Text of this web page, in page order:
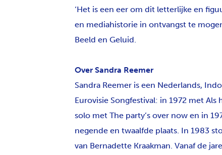
‘Het is een eer om dit letterlijke en
en mediahistorie in ontvangst te
Beeld en Geluid.
Over Sandra Reemer
Sandra Reemer is een Nederlands,
Eurovisie Songfestival: in 1972 met Als
solo met The party’s over now en in
negende en twaalfde plaats. In 1983
van Bernadette Kraakman. Vanaf de